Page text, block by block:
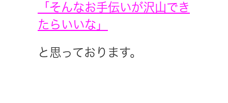
「そんなお手伝いが沢山でき
たらいいな」
と思っております。